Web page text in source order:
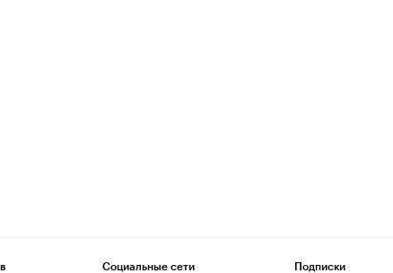
Социальные сети Подписки